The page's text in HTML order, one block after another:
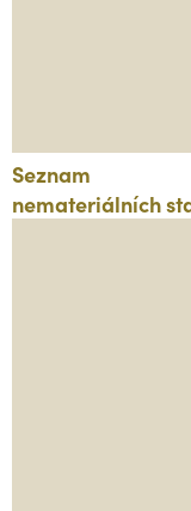
Seznam
nemateriálních